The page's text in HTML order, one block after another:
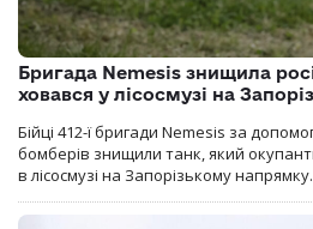
Бригада Nemesis знищила
ховався у лісосмузі на
Бійці 412-ї бригади Nemesis за
бомберів знищили танк, який
в лісосмузі на Запорізькому напрямку.